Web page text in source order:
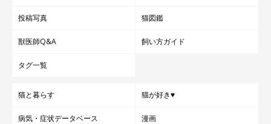
投稿写真 猫図鑑
獣医師Q&A 飼い方ガイド
タグ一覧
猫と暮らす 猫が好き♥
病気・症状データベース 漫画